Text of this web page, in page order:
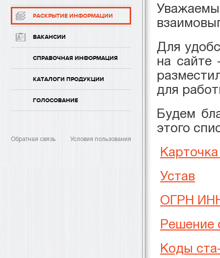
РАСКРЫТИЕ ИНФОРМАЦИИ
ВАКАНСИИ
СПРАВОЧНАЯ ИНФОРМАЦИЯ
КАТАЛОГИ ПРОДУКЦИИ
ГОЛОСОВАНИЕ
Обратная связь Условия пользования
Для
на сайте
для
Будем
этого
Устав
ОГРН
Решение
Коды